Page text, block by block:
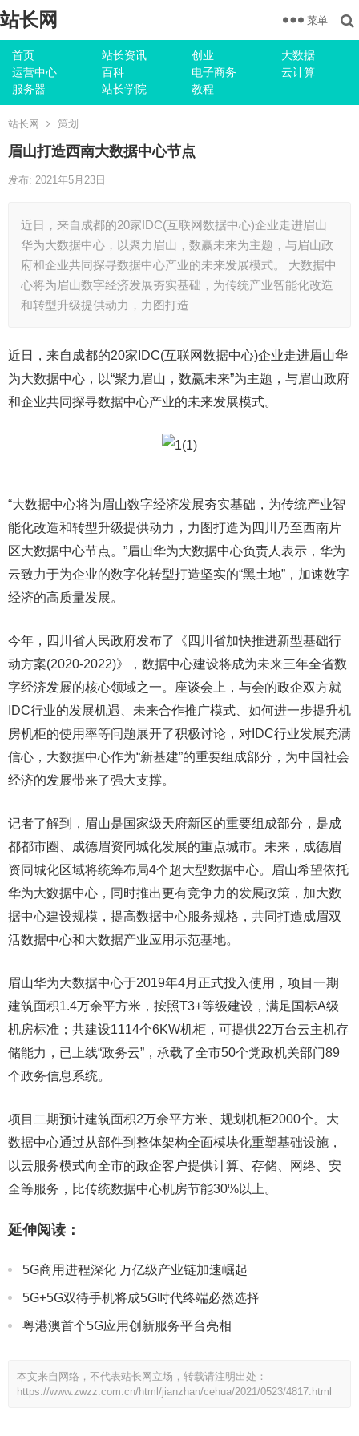
站长网
首页 站长资讯 创业
大数据
运营中心
百科 电子商务
云计算
服务器
站长学院 教程
菜单
站长网 策划
眉山打造西南大数据中心节点
发布: 2021年5月23日
近日，来自成都的20家IDC(互联网数据中心)企业走进眉山
华为大数据中心，以聚力眉山，数赢未来为主题，与眉山政
府和企业共同探寻数据中心产业的未来发展模式。 大数据中
心将为眉山数字经济发展夯实基础，为传统产业智能化改造
和转型升级提供动力，力图打造
近日，来自成都的20家IDC(互联网数据中心)企业走进眉山华
为大数据中心，以“聚力眉山，数赢未来”为主题，与眉山政府
和企业共同探寻数据中心产业的未来发展模式。
“大数据中心将为眉山数字经济发展夯实基础，为传统产业智
能化改造和转型升级提供动力，力图打造为四川乃至西南片
区大数据中心节点。”眉山华为大数据中心负责人表示，华为
云致力于为企业的数字化转型打造坚实的“黑土地”，加速数字
经济的高质量发展。
今年，四川省人民政府发布了《四川省加快推进新型基础行
动方案(2020-2022)》，数据中心建设将成为未来三年全省数
字经济发展的核心领域之一。座谈会上，与会的政企双方就
IDC行业的发展机遇、未来合作推广模式、如何进一步提升机
房机柜的使用率等问题展开了积极讨论，对IDC行业发展充满
信心，大数据中心作为“新基建”的重要组成部分，为中国社会
经济的发展带来了强大支撑。
记者了解到，眉山是国家级天府新区的重要组成部分，是成
都都市圈、成德眉资同城化发展的重点城市。未来，成德眉
资同城化区域将统筹布局4个超大型数据中心。眉山希望依托
华为大数据中心，同时推出更有竞争力的发展政策，加大数
据中心建设规模，提高数据中心服务规格，共同打造成眉双
活数据中心和大数据产业应用示范基地。
眉山华为大数据中心于2019年4月正式投入使用，项目一期
建筑面积1.4万余平方米，按照T3+等级建设，满足国标A级
机房标准；共建设1114个6KW机柜，可提供22万台云主机存
储能力，已上线“政务云”，承载了全市50个党政机关部门89
个政务信息系统。
项目二期预计建筑面积2万余平方米、规划机柜2000个。大
数据中心通过从部件到整体架构全面模块化重塑基础设施，
以云服务模式向全市的政企客户提供计算、存储、网络、安
全等服务，比传统数据中心机房节能30%以上。
延伸阅读：
5G商用进程深化 万亿级产业链加速崛起
5G+5G双待手机将成5G时代终端必然选择
粤港澳首个5G应用创新服务平台亮相
本文来自网络，不代表站长网立场，转载请注明出处：
https://www.zwzz.com.cn/html/jianzhan/cehua/2021/0523/4817.html